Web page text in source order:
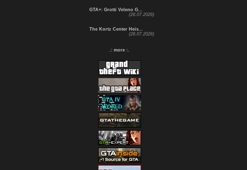
GTA+: Grotti Veleno G...
(28.07.2026)
The Kortz Center Heis...
(28.07.2026)
.: more :.